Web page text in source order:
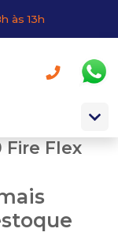
às 13h
Fire Flex